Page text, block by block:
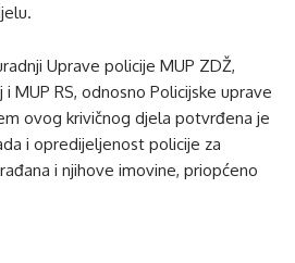
Uprave policije MUP ZDŽ,
i MUP RS, odnosno Policijske uprave
ovog krivičnog djela potvrđena je
i opredijeljenost policije za
i njihove imovine, priopćeno